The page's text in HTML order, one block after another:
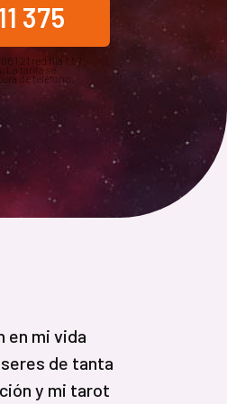
375
1,21 red fija 1,57
La tarifa se
de teléfono.
en mi vida
de tanta
y mi tarot